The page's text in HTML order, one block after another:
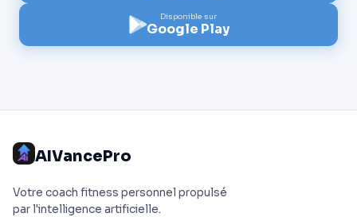
Disponible sur
Google Play
AIVancePro
Votre coach fitness personnel propulsé
par l'intelligence artificielle.